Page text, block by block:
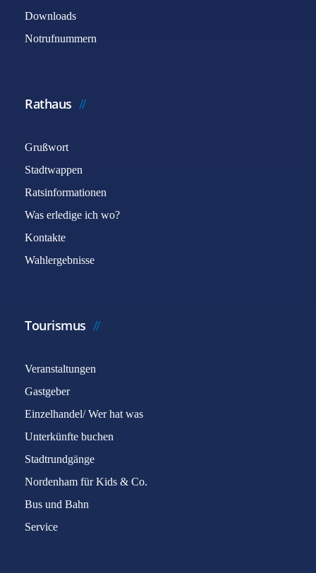
Downloads
Notrufnummern
Rathaus
Grußwort
Stadtwappen
Ratsinformationen
Was erledige ich wo?
Kontakte
Wahlergebnisse
Tourismus
Veranstaltungen
Gastgeber
Einzelhandel/ Wer hat was
Unterkünfte buchen
Stadtrundgänge
Nordenham für Kids & Co.
Bus und Bahn
Service